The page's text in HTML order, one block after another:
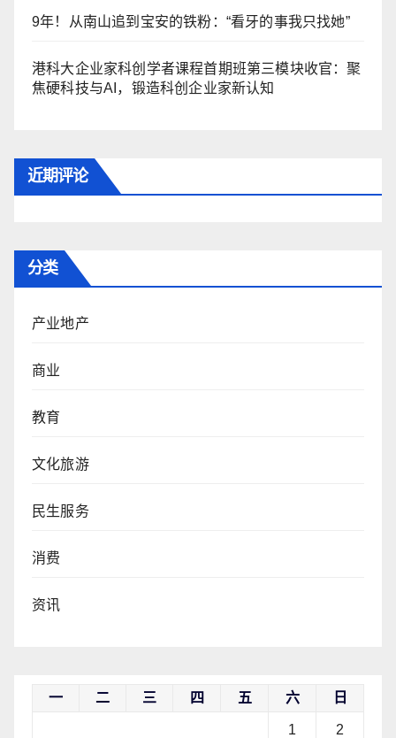
9年！从南山追到宝安的铁粉：“看牙的事我只找她”
港科大企业家科创学者课程首期班第三模块收官：聚
焦硬科技与AI，锻造科创企业家新认知
近期评论
分类
产业地产
商业
教育
文化旅游
民生服务
消费
资讯
一 二 三 四 五 六 日
1 2